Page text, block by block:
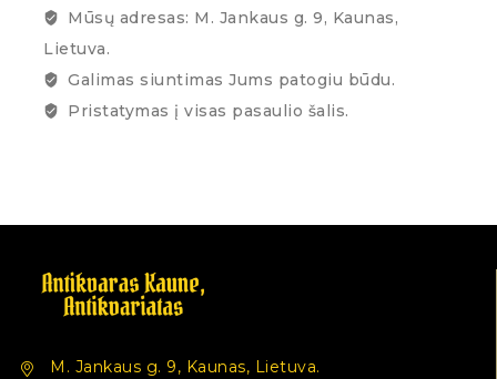
Mūsų adresas: M. Jankaus g. 9, Kaunas,
Lietuva.
Galimas siuntimas Jums patogiu būdu.
Pristatymas į visas pasaulio šalis.
M. Jankaus g. 9, Kaunas, Lietuva.